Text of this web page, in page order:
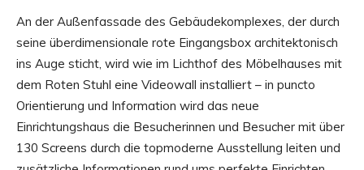
An der Außenfassade des Gebäudekomplexes, der durch
seine überdimensionale rote Eingangsbox architektonisch
ins Auge sticht, wird wie im Lichthof des Möbelhauses mit
dem Roten Stuhl eine Videowall installiert – in puncto
Orientierung und Information wird das neue
Einrichtungshaus die Besucherinnen und Besucher mit über
130 Screens durch die topmoderne Ausstellung leiten und